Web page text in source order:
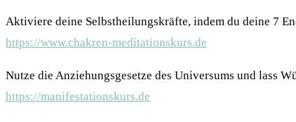
Aktiviere deine Selbstheilungskräfte, indem du deine 7
https://www.chakren-meditationskurs.de
Nutze die Anziehungsgesetze des Universums und lass
https://manifestationskurs.de